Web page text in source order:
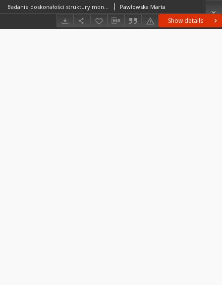
Show details
Badanie doskonałości struktury monokryształów GaAs o obniżonej gęstości dyslokacji = The investigation of low dislocation GaAs single crystals perfection Pawłowska Marta